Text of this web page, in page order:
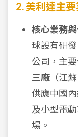
2. 美利達主
核心業務
球設有研
公司，主
三廠 （江
供應中國內
及小型電
場。